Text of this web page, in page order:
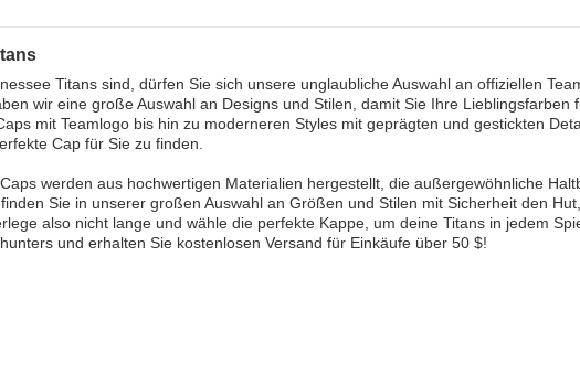
Titans sind, dürfen Sie sich unsere unglaubliche Auswahl an offiziellen
wir eine große Auswahl an Designs und Stilen, damit Sie Ihre Lieblingsfarben
mit Teamlogo bis hin zu moderneren Styles mit geprägten und gestickten
Cap für Sie zu finden.
werden aus hochwertigen Materialien hergestellt, die außergewöhnliche
Sie in unserer großen Auswahl an Größen und Stilen mit Sicherheit den
also nicht lange und wähle die perfekte Kappe, um deine Titans in jedem
und erhalten Sie kostenlosen Versand für Einkäufe über 50 $!